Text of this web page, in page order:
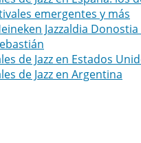
emergentes y más
Jazzaldia Donostia
de Jazz en Estados
de Jazz en Argentina